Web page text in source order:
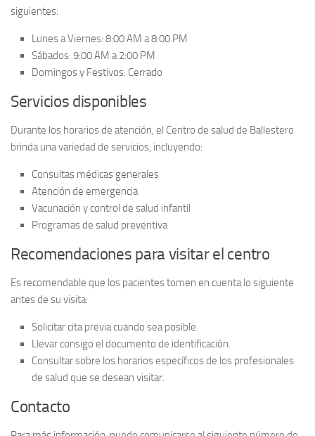
siguientes:
Lunes a Viernes: 8:00 AM a 8:00 PM
Sábados: 9:00 AM a 2:00 PM
Domingos y Festivos: Cerrado
Servicios disponibles
Durante los horarios de atención, el Centro de salud de Ballestero
brinda una variedad de servicios, incluyendo:
Consultas médicas generales
Atención de emergencia
Vacunación y control de salud infantil
Programas de salud preventiva
Recomendaciones para visitar el centro
Es recomendable que los pacientes tomen en cuenta lo siguiente
antes de su visita:
Solicitar cita previa cuando sea posible.
Llevar consigo el documento de identificación.
Consultar sobre los horarios específicos de los profesionales
de salud que se desean visitar.
Contacto